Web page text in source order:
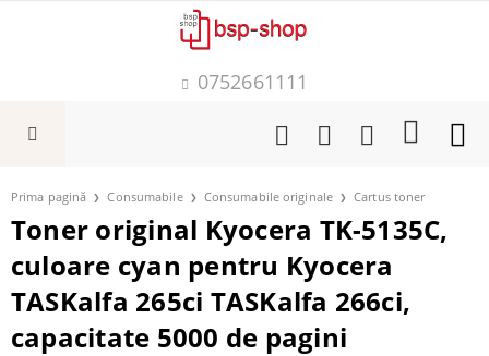
0752661111
Prima pagină Consumabile Consumabile originale Cartus toner
Toner original Kyocera TK-5135C,
culoare cyan pentru Kyocera
TASKalfa 265ci TASKalfa 266ci,
capacitate 5000 de pagini